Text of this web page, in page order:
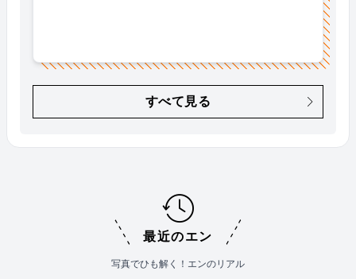
すべて見る
最近のエン
写真でひも解く！エンのリアル